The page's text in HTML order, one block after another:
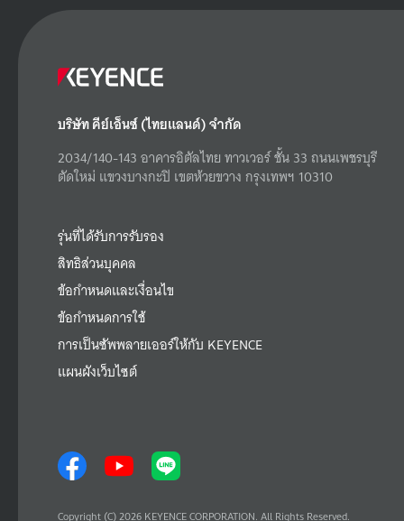
บริษัท คีย์เอ็นซ์ (ไทยแลนด์) จำกัด
2034/140-143 อาคารอิตัลไทย ทาวเวอร์ ชั้น 33 ถนนเพชรบุรี
ตัดใหม่ แขวงบางกะปิ เขตห้วยขวาง กรุงเทพฯ 10310
รุ่นที่ได้รับการรับรอง
สิทธิส่วนบุคคล
ข้อกำหนดและเงื่อนไข
ข้อกำหนดการใช้
การเป็นซัพพลายเออร์ให้กับ KEYENCE
แผนผังเว็บไซต์
Copyright (C) 2026 KEYENCE CORPORATION. All Rights Reserved.